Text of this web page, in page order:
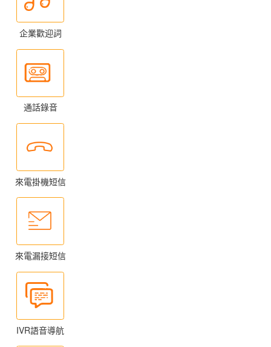
企業歡迎詞
通話錄音
來電掛機短信
來電漏接短信
IVR語音導航